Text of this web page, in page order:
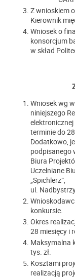
Z wnioskiem
Kierownik
Wniosek o
konsorcjum
w skład
Wniosek wg
niniejszego
terminie do
Dodatkowo,
podpisanego
Biura
Uczelniane
„Spichlerz”,
ul.
konkursie.
Okres
28 miesięcy i
Maksymalna
tys. zł.
Kosztami
realizacją